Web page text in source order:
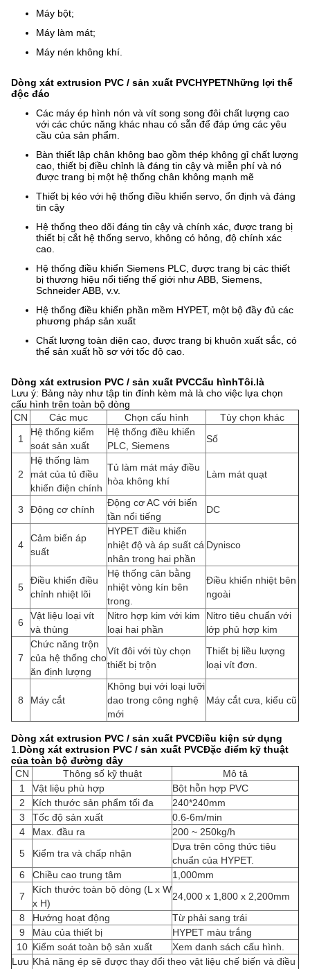
Máy bột;
Máy làm mát;
Máy nén không khí.
Dòng xát extrusion PVC / sản xuất PVCHYPETNhững lợi thế
độc đáo
Các máy ép hình nón và vít song song đôi chất lượng cao
với các chức năng khác nhau có sẵn để đáp ứng các yêu
cầu của sản phẩm.
Bàn thiết lập chân không bao gồm thép không gỉ chất lượng
cao, thiết bị điều chỉnh là đáng tin cậy và miễn phí và nó
được trang bị một hệ thống chân không mạnh mẽ
Thiết bị kéo với hệ thống điều khiển servo, ổn định và đáng
tin cậy
Hệ thống theo dõi đáng tin cậy và chính xác, được trang bị
thiết bị cắt hệ thống servo, không có hỏng, độ chính xác
cao.
Hệ thống điều khiển Siemens PLC, được trang bị các thiết
bị thương hiệu nổi tiếng thế giới như ABB, Siemens,
Schneider ABB, v.v.
Hệ thống điều khiển phần mềm HYPET, một bộ đầy đủ các
phương pháp sản xuất
Chất lượng toàn diện cao, được trang bị khuôn xuất sắc, có
thể sản xuất hồ sơ với tốc độ cao.
Dòng xát extrusion PVC / sản xuất PVCCấu hìnhTôi.là
Lưu ý: Bảng này như tập tin đính kèm mà là cho việc lựa chọn
cấu hình trên toàn bộ dòng
CN
Các mục Chọn cấu hình
Tùy chọn khác
1
Hệ thống kiểm
soát sản xuất
Hệ thống điều khiển
PLC, Siemens
Số
2
Hệ thống làm
mát của tủ điều
khiển điện chính
Tủ làm mát máy điều
hòa không khí
Làm mát quạt
3 Động cơ chính
Động cơ AC với biến
tần nổi tiếng
DC
4
Cảm biến áp
suất
HYPET điều khiển
nhiệt độ và áp suất cá
nhân trong hai phần
Dynisco
5
Điều khiển điều
chỉnh nhiệt lõi
Hệ thống cân bằng
nhiệt vòng kín bên
trong.
Điều khiển nhiệt bên
ngoài
6
Vật liệu loại vít
và thùng
Nitro hợp kim với kim
loại hai phần
Nitro tiêu chuẩn với
lớp phủ hợp kim
7
Chức năng trộn
của hệ thống cho
ăn định lượng
Vít đôi với tùy chọn
thiết bị trộn
Thiết bị liều lượng
loại vít đơn.
8 Máy cắt
Không bụi với loại lưỡi
dao trong công nghệ
mới
Máy cắt cưa, kiểu cũ
Dòng xát extrusion PVC / sản xuất PVCĐiều kiện sử dụng
1. Dòng xát extrusion PVC / sản xuất PVCĐặc điểm kỹ thuật
của toàn bộ đường dây
CN
Thông số kỹ thuật
Mô tả
1
Vật liệu phù hợp
Bột hỗn hợp PVC
2
Kích thước sản phẩm tối đa
240*240mm
3
Tốc độ sản xuất
0.6-6m/min
4
Max. đầu ra
200 ~ 250kg/h
5
Kiểm tra và chấp nhận
Dựa trên công thức tiêu
chuẩn của HYPET.
6
Chiều cao trung tâm
1,000mm
7
Kích thước toàn bộ dòng (L x W
x H)
24,000 x 1,800 x 2,200mm
8
Hướng hoạt động
Từ phải sang trái
9
Màu của thiết bị
HYPET màu trắng
10 Kiểm soát toàn bộ sản xuất
Xem danh sách cấu hình.
Lưu Khả năng ép sẽ được thay đổi theo vật liệu chế biến và điều